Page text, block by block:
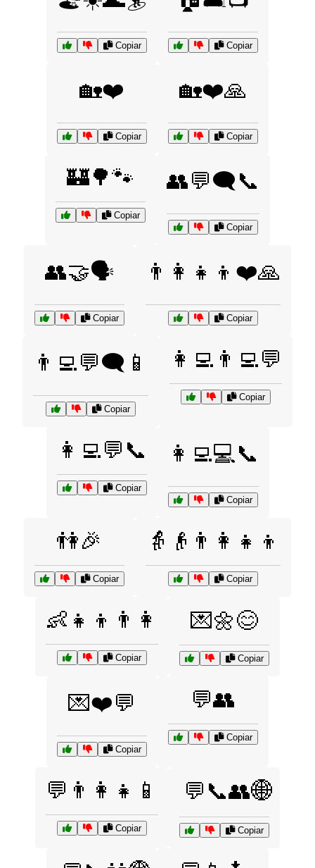
Copiar Copiar
🏡❤️
Copiar
🏡❤️🙏
Copiar
🏰🌳🐾
Copiar
👥💬🗨️📞
Copiar
👥🤝🗣️
Copiar
👨‍👩‍👧‍👦❤️🙏
Copiar
👨‍💻💬🗨️📱
Copiar
👩‍💻👨‍💻💬
Copiar
👩‍💻💬📞
Copiar
👩‍💻💻📞
Copiar
👫🎉
Copiar
👵👴👨‍👩‍👧‍👦
Copiar
👶👧👦👨👩
Copiar
💌🌼😊
Copiar
💌❤️💬
Copiar
💬👥
Copiar
💬👨‍👩‍👧📱
Copiar
💬📞👥🌐
Copiar